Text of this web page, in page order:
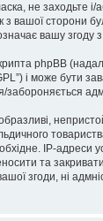
не заходьте
вашої сторони
вашу згоду
phpBB
і може бути
IP-адреси
та
згоди, ні